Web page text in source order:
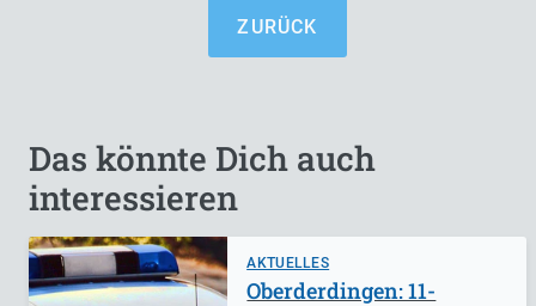
ZURÜCK
Das könnte Dich auch
interessieren
AKTUELLES
Oberderdingen: 11-